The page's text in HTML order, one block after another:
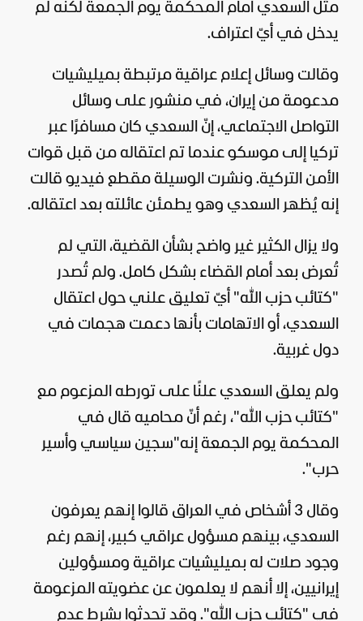
مثل السعدي أمام المحكمة يوم الجمعة لكنه لم
يدخل في أيّ اعتراف.
وقالت وسائل إعلام عراقية مرتبطة بميليشيات
مدعومة من إيران، في منشور على وسائل
التواصل الاجتماعي، إنّ السعدي كان مسافرًا عبر
تركيا إلى موسكو عندما تم اعتقاله من قبل قوات
الأمن التركية. ونشرت الوسيلة مقطع فيديو قالت
إنه يُظهر السعدي وهو يطمئن عائلته بعد اعتقاله.
ولا يزال الكثير غير واضح بشأن القضية، التي لم
تُعرض بعد أمام القضاء بشكل كامل. ولم تُصدر
"كتائب حزب الله" أيّ تعليق علني حول اعتقال
السعدي، أو الاتهامات بأنها دعمت هجمات في
دول غربية.
ولم يعلق السعدي علنًا على تورطه المزعوم مع
"كتائب حزب الله"، رغم أنّ محاميه قال في
المحكمة يوم الجمعة إنه"سجين سياسي وأسير
حرب".
وقال 3 أشخاص في العراق قالوا إنهم يعرفون
السعدي، بينهم مسؤول عراقي كبير، إنهم رغم
وجود صلات له بميليشيات عراقية ومسؤولين
إيرانيين، إلا أنهم لا يعلمون عن عضويته المزعومة
في "كتائب حزب الله". وقد تحدثوا بشرط عدم